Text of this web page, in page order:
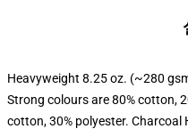
Heavyweight 8.25 oz. (~280
Strong colours are 80% cotton,
cotton, 30% polyester. Charcoal